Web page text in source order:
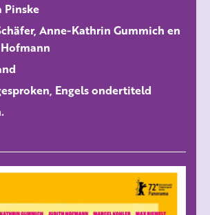
Pinske
Anne-Kathrin Gummich en
Engels ondertiteld